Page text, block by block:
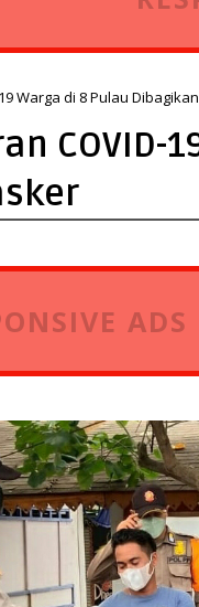
Warga di 8 Pulau
COVID-
ADS